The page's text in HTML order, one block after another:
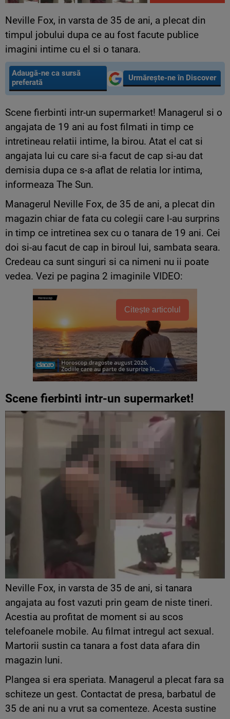
Neville Fox, in varsta de 35 de ani, a plecat din
timpul jobului dupa ce au fost facute publice
imagini intime cu el si o tanara.
Adaugă-ne ca sursă
preferată
Urmărește-ne în Discover
Scene fierbinti intr-un supermarket! Managerul si o
angajata de 19 ani au fost filmati in timp ce
intretineau relatii intime, la birou. Atat el cat si
angajata lui cu care si-a facut de cap si-au dat
demisia dupa ce s-a aflat de relatia lor intima,
informeaza The Sun.
Managerul Neville Fox, de 35 de ani, a plecat din
magazin chiar de fata cu colegii care l-au surprins
in timp ce intretinea sex cu o tanara de 19 ani. Cei
doi si-au facut de cap in biroul lui, sambata seara.
Credeau ca sunt singuri si ca nimeni nu ii poate
vedea. Vezi pe pagina 2 imaginile VIDEO:
Citește articolul
Scene fierbinti intr-un supermarket!
Neville Fox, in varsta de 35 de ani, si tanara
angajata au fost vazuti prin geam de niste tineri.
Acestia au profitat de moment si au scos
telefoanele mobile. Au filmat intregul act sexual.
Martorii sustin ca tanara a fost data afara din
magazin luni.
Plangea si era speriata. Managerul a plecat fara sa
schiteze un gest. Contactat de presa, barbatul de
35 de ani nu a vrut sa comenteze. Acesta sustine